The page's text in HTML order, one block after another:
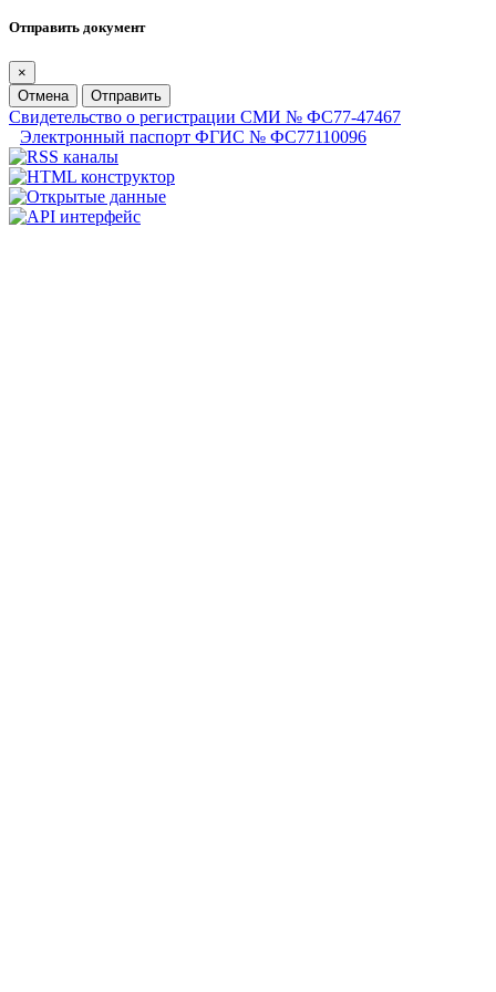
Отправить документ
×
Отмена
Отправить
Свидетельство о регистрации СМИ № ФС77-47467
Электронный паспорт ФГИС № ФС77110096